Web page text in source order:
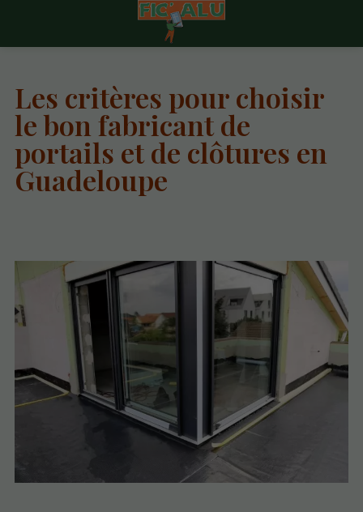
Les critères pour choisir
le bon fabricant de
portails et de clôtures en
Guadeloupe